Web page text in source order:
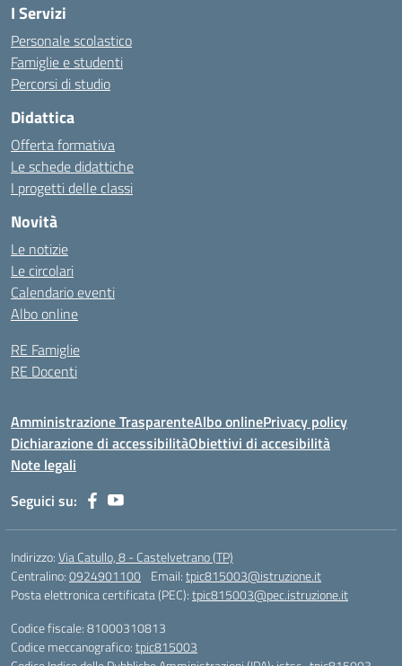
I Servizi
Personale scolastico
Famiglie e studenti
Percorsi di studio
Didattica
Offerta formativa
Le schede didattiche
I progetti delle classi
Novità
Le notizie
Le circolari
Calendario eventi
Albo online
RE Famiglie
RE Docenti
Amministrazione TrasparenteAlbo onlinePrivacy policy
Dichiarazione di accessibilitàObiettivi di accesibilità
Note legali
Seguici su:
Indirizzo:Via Catullo, 8 - Castelvetrano (TP)
Centralino:0924901100 Email:tpic815003@istruzione.it
Posta elettronica certificata (PEC):tpic815003@pec.istruzione.it
Codice fiscale: 81000310813
Codice meccanografico:tpic815003